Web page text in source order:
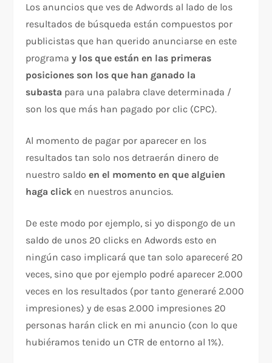
Los anuncios que ves de Adwords al lado de los
resultados de búsqueda están compuestos por
publicistas que han querido anunciarse en este
programay los que están en las primeras
posiciones son los que han ganado la
subasta para una palabra clave determinada /
son los que más han pagado por clic (CPC).
Al momento de pagar por aparecer en los
resultados tan solo nos detraerán dinero de
nuestro saldo en el momento en que alguien
haga click en nuestros anuncios.
De este modo por ejemplo, si yo dispongo de un
saldo de unos 20 clicks en Adwords esto en
ningún caso implicará que tan solo apareceré 20
veces, sino que por ejemplo podré aparecer 2.000
veces en los resultados (por tanto generaré 2.000
impresiones) y de esas 2.000 impresiones 20
personas harán click en mi anuncio (con lo que
hubiéramos tenido un CTR de entorno al 1%).